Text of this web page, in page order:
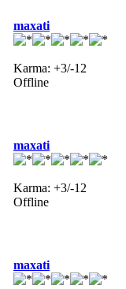
maxati
Karma: +3/-12
Offline
maxati
Karma: +3/-12
Offline
maxati